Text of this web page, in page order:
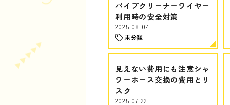
パイプクリーナーワイヤー
利用時の安全対策
2025.08.04
未分類
見えない費用にも注意シャ
ワーホース交換の費用とリ
スク
2025.07.22